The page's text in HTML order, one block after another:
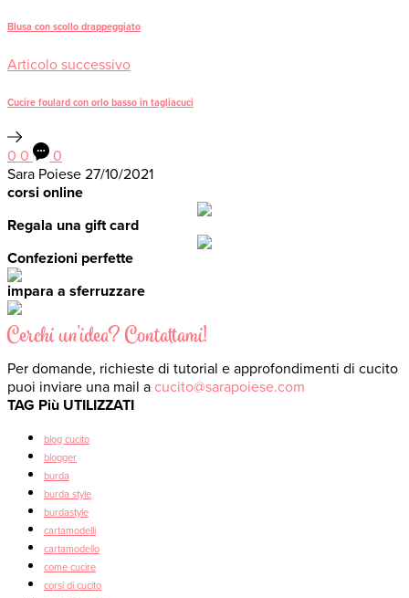
Blusa con scollo drappeggiato
Articolo successivo
Cucire foulard con orlo basso in tagliacuci
0 0
0
Sara Poiese 27/10/2021
corsi online
Regala una gift card
Confezioni perfette
impara a sferruzzare
Cerchi un'idea? Contattami!
Per domande, richieste di tutorial e approfondimenti di cucito
puoi inviare una mail a cucito@sarapoiese.com
TAG Più UTILIZZATI
blog cucito
blogger
burda
burda style
burdastyle
cartamodelli
cartamodello
come cucire
corsi di cucito